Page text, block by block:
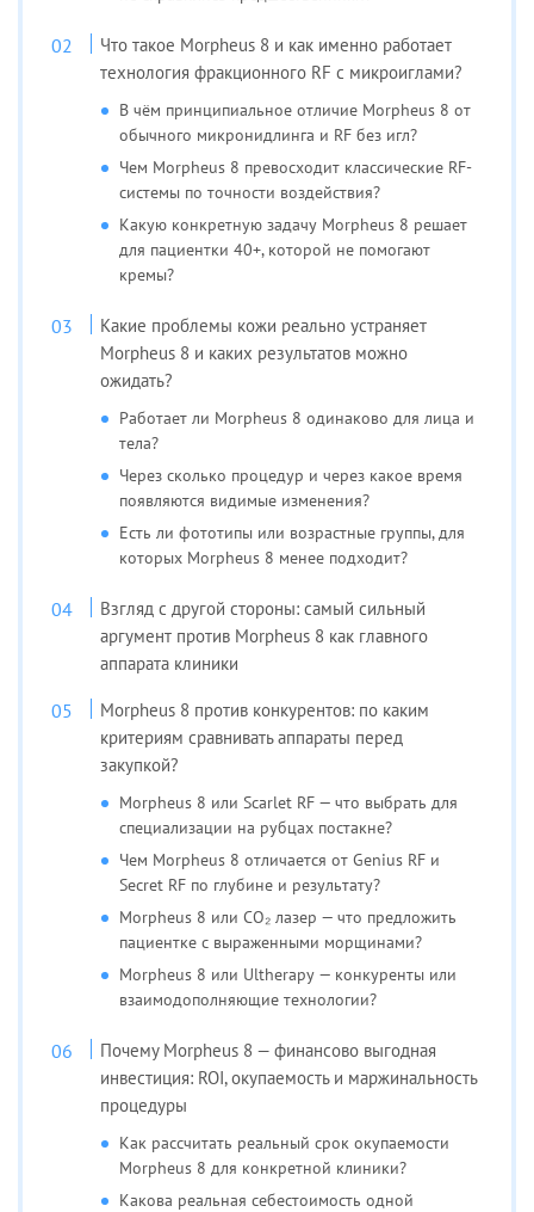
Что такое Morpheus 8 и как именно работает
технология фракционного RF с микроиглами?
В чём принципиальное отличие Morpheus 8 от
обычного микронидлинга и RF без игл?
Чем Morpheus 8 превосходит классические RF-
системы по точности воздействия?
Какую конкретную задачу Morpheus 8 решает
для пациентки 40+, которой не помогают
кремы?
Какие проблемы кожи реально устраняет
Morpheus 8 и каких результатов можно
ожидать?
Работает ли Morpheus 8 одинаково для лица и
тела?
Через сколько процедур и через какое время
появляются видимые изменения?
Есть ли фототипы или возрастные группы, для
которых Morpheus 8 менее подходит?
Взгляд с другой стороны: самый сильный
аргумент против Morpheus 8 как главного
аппарата клиники
Morpheus 8 против конкурентов: по каким
критериям сравнивать аппараты перед
закупкой?
Morpheus 8 или Scarlet RF — что выбрать для
специализации на рубцах постакне?
Чем Morpheus 8 отличается от Genius RF и
Secret RF по глубине и результату?
Morpheus 8 или CO₂ лазер — что предложить
пациентке с выраженными морщинами?
Morpheus 8 или Ultherapy — конкуренты или
взаимодополняющие технологии?
Почему Morpheus 8 — финансово выгодная
инвестиция: ROI, окупаемость и маржинальность
процедуры
Как рассчитать реальный срок окупаемости
Morpheus 8 для конкретной клиники?
Какова реальная себестоимость одной